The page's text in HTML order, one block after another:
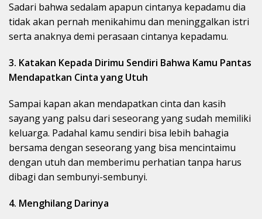
Sadari bahwa sedalam apapun cintanya kepadamu dia
tidak akan pernah menikahimu dan meninggalkan istri
serta anaknya demi perasaan cintanya kepadamu.
3. Katakan Kepada Dirimu Sendiri Bahwa Kamu Pantas
Mendapatkan Cinta yang Utuh
Sampai kapan akan mendapatkan cinta dan kasih
sayang yang palsu dari seseorang yang sudah memiliki
keluarga. Padahal kamu sendiri bisa lebih bahagia
bersama dengan seseorang yang bisa mencintaimu
dengan utuh dan memberimu perhatian tanpa harus
dibagi dan sembunyi-sembunyi.
4. Menghilang Darinya